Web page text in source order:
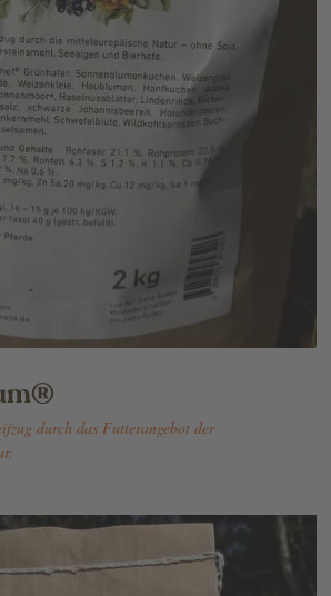
durch das Futterangebot der